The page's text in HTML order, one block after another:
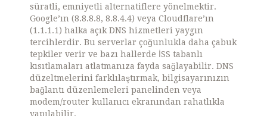
süratli, emniyetli alternatiflere yönelmektir.
Google’ın (8.8.8.8, 8.8.4.4) veya Cloudflare’ın
(1.1.1.1) halka açık DNS hizmetleri yaygın
tercihlerdir. Bu serverlar çoğunlukla daha çabuk
tepkiler verir ve bazı hallerde İSS tabanlı
kısıtlamaları atlatmanıza fayda sağlayabilir. DNS
düzeltmelerini farklılaştırmak, bilgisayarınızın
bağlantı düzenlemeleri panelinden veya
modem/router kullanıcı ekranından rahatlıkla
yapılabilir.